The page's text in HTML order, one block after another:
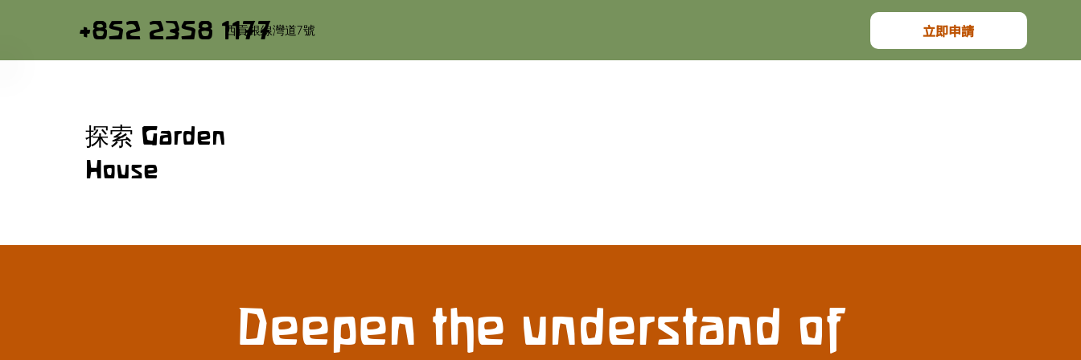
探索 Garden
House
Deepen the understand of
立即申請
+852 2358 1177
西貢銀線灣道7號